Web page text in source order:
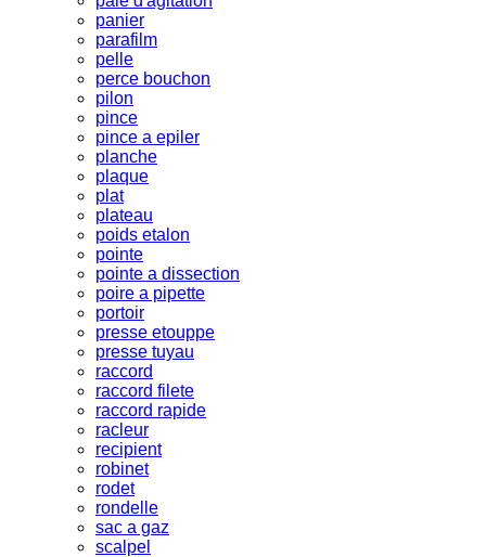
panier
parafilm
pelle
perce bouchon
pilon
pince
pince a epiler
planche
plaque
plat
plateau
poids etalon
pointe
pointe a dissection
poire a pipette
portoir
presse etouppe
presse tuyau
raccord
raccord filete
raccord rapide
racleur
recipient
robinet
rodet
rondelle
sac a gaz
scalpel